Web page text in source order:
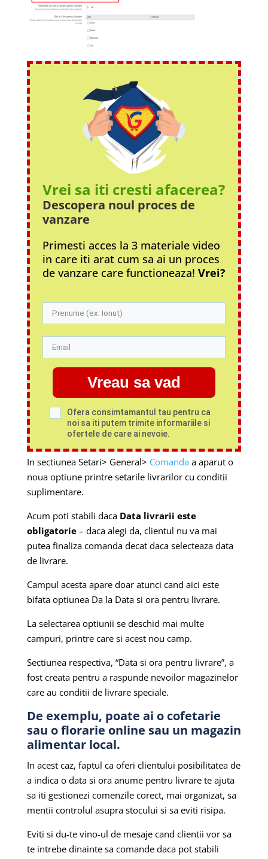
Vrei sa iti cresti afacerea?
Descopera noul procesde
vanzare
Primesti acces la 3 materiale video
in care iti arat cum sa ai un proces
de vanzare care functioneaza! Vrei?
Vreau sa vad
Ofera consimtamantul tau pentru ca
noi sa iti putem trimite informariile si
ofertele de care ai nevoie.
In sectiunea Setari> General> Comanda a aparut o
noua optiune printre setarile livrarilor cu conditii
suplimentare.
Acum poti stabili daca Data livrarii este
obligatorie – daca alegi da, clientul nu va mai
putea finaliza comanda decat daca selecteaza data
de livrare.
Campul acesta apare doar atunci cand aici este
bifata optiunea Da la Data si ora pentru livrare.
La selectarea optiunii se deschid mai multe
campuri, printre care si acest nou camp.
Sectiunea respectiva, “Data si ora pentru livrare”, a
fost creata pentru a raspunde nevoilor magazinelor
care au conditii de livrare speciale.
De exemplu, poate ai o cofetarie
sau o florarie online sau un magazin
alimentar local.
In acest caz, faptul ca oferi clientului posibilitatea de
a indica o data si ora anume pentru livrare te ajuta
sa iti gestionezi comenzile corect, mai organizat, sa
mentii controlul asupra stocului si sa eviti risipa.
Eviti si du-te vino-ul de mesaje cand clientii vor sa
te intrebe dinainte sa comande daca pot stabili